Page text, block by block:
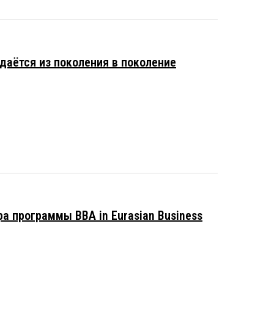
из поколения в поколение
программы BBA in Eurasian Business